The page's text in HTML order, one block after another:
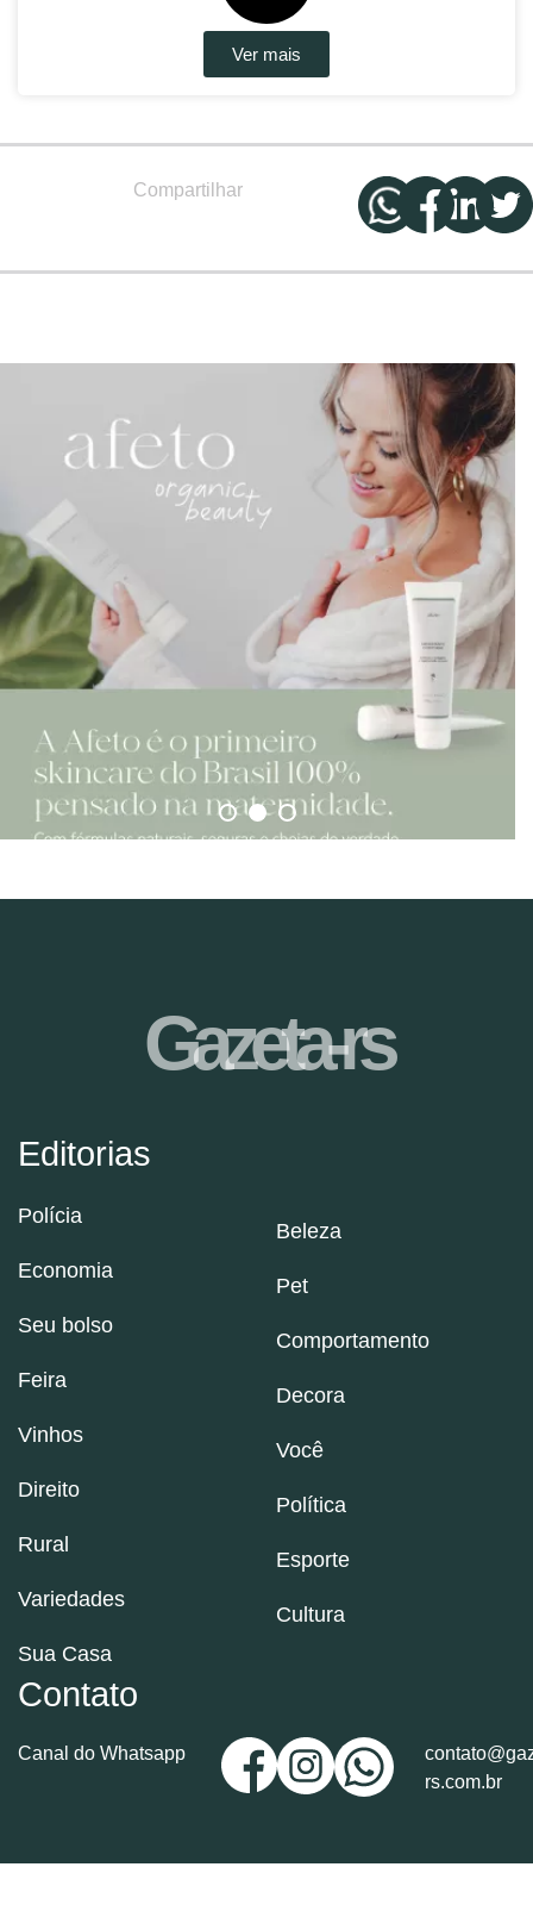
Ver mais
Compartilhar
Editorias
Polícia
Economia
Seu bolso
Feira
Vinhos
Direito
Rural
Variedades
Sua Casa
Beleza
Pet
Comportamento
Decora
Você
Política
Esporte
Cultura
Contato
Canal do Whatsapp
rs.com.br
Gazeta-rs